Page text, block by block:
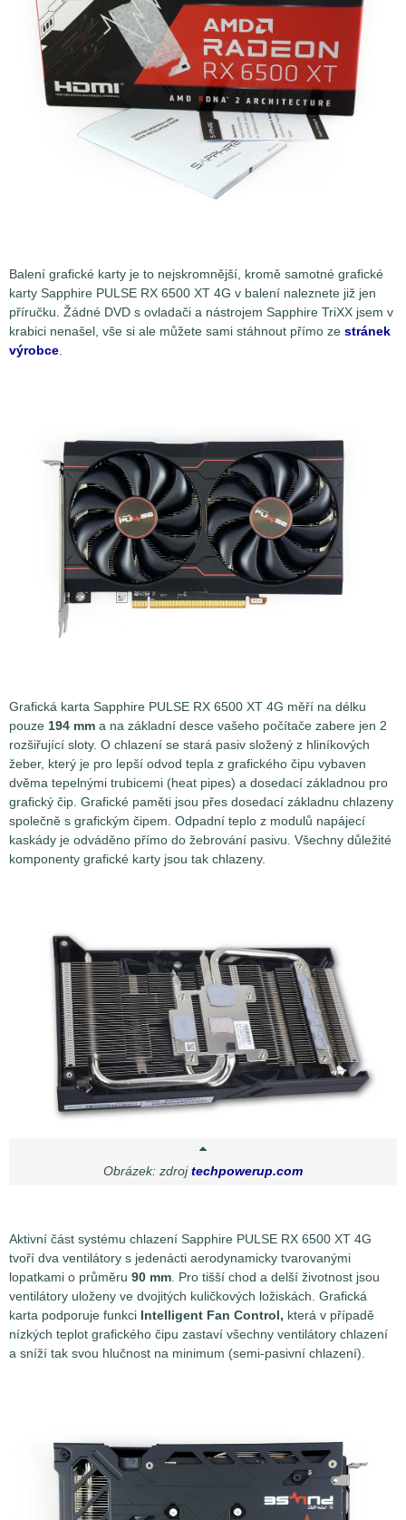
Balení grafické karty je to nejskromnější, kromě samotné grafické
karty Sapphire PULSE RX 6500 XT 4G v balení naleznete již jen
příručku. Žádné DVD s ovladači a nástrojem Sapphire TriXX jsem v
krabici nenašel, vše si ale můžete sami stáhnout přímo ze stránek
výrobce.
Grafická karta Sapphire PULSE RX 6500 XT 4G měří na délku
pouze 194 mm a na základní desce vašeho počítače zabere jen 2
rozšiřující sloty. O chlazení se stará pasiv složený z hliníkových
žeber, který je pro lepší odvod tepla z grafického čipu vybaven
dvěma tepelnými trubicemi (heat pipes) a dosedací základnou pro
grafický čip. Grafické paměti jsou přes dosedací základnu chlazeny
společně s grafickým čipem. Odpadní teplo z modulů napájecí
kaskády je odváděno přímo do žebrování pasivu. Všechny důležité
komponenty grafické karty jsou tak chlazeny.
Obrázek: zdrojtechpowerup.com
Aktivní část systému chlazení Sapphire PULSE RX 6500 XT 4G
tvoří dva ventilátory s jedenácti aerodynamicky tvarovanými
lopatkami o průměru 90 mm . Pro tišší chod a delší životnost jsou
ventilátory uloženy ve dvojitých kuličkových ložiskách. Grafická
karta podporuje funkci Intelligent Fan Control, která v případě
nízkých teplot grafického čipu zastaví všechny ventilátory chlazení
a sníží tak svou hlučnost na minimum (semi-pasivní chlazení).